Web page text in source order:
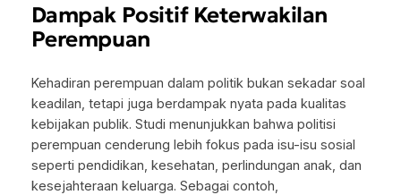
Dampak Positif Keterwakilan
Perempuan
Kehadiran perempuan dalam politik bukan sekadar soal
keadilan, tetapi juga berdampak nyata pada kualitas
kebijakan publik. Studi menunjukkan bahwa politisi
perempuan cenderung lebih fokus pada isu-isu sosial
seperti pendidikan, kesehatan, perlindungan anak, dan
kesejahteraan keluarga. Sebagai contoh,